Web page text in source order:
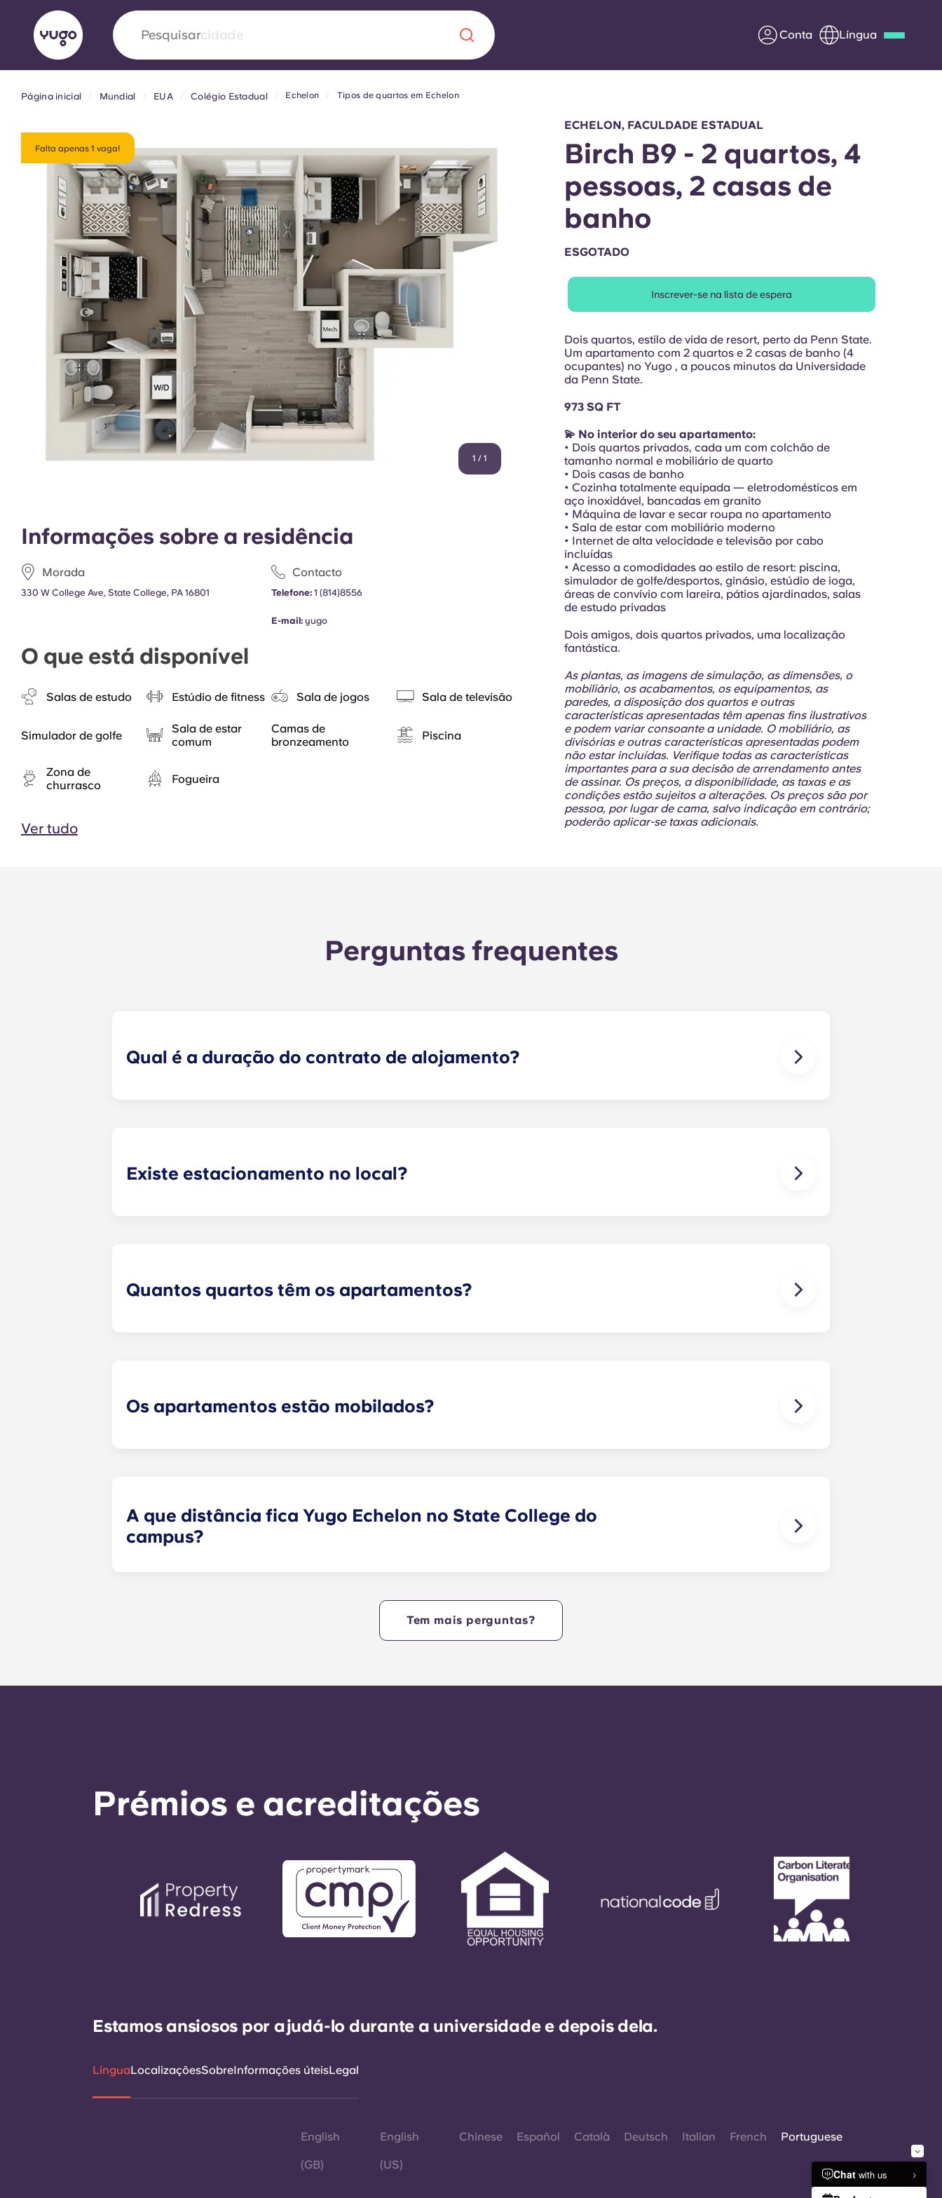
Pesquisarcidade Conta Língua
Yugo VCARB: Impulsionando uma nova
era no alojamento estudantil
A parceria pioneira Yugocom a VCARB estimula a inovação, a
ambição e momentos inesquecíveis para os alunos.
Sobre nós
connosco
English (GB) English (US) Chinese
Portuguese
Página inicial Mundial EUA Colégio Estadual Echelon Tipos de quartos em Echelon
Falta apenas 1 vaga!
1 / 1
Informações sobre a residência
Morada
330 W College Ave, State College, PA 16801
Contacto
Telefone: 1 (814)8556
E-mail: yugo
O que está disponível
Salas de estudo Estúdio de fitness Sala de jogos Sala de televisão
Simulador de golfe
Sala de estar
comum
Camas de
bronzeamento
Piscina
Zona de
churrasco
Fogueira
Ver tudo
ECHELON, FACULDADE ESTADUAL
Birch B9 - 2 quartos, 4
pessoas, 2 casas de
banho
ESGOTADO
Inscrever-se na lista de espera
Dois quartos, estilo de vida de resort, perto da Penn State.
Um apartamento com 2 quartos e 2 casas de banho (4
ocupantes) no Yugo , a poucos minutos da Universidade
da Penn State.
973 SQ FT
💫 No interior do seu apartamento:
• Dois quartos privados, cada um com colchão de
tamanho normal e mobiliário de quarto
• Dois casas de banho
• Cozinha totalmente equipada — eletrodomésticos em
aço inoxidável, bancadas em granito
• Máquina de lavar e secar roupa no apartamento
• Sala de estar com mobiliário moderno
• Internet de alta velocidade e televisão por cabo
incluídas
• Acesso a comodidades ao estilo de resort: piscina,
simulador de golfe/desportos, ginásio, estúdio de ioga,
áreas de convívio com lareira, pátios ajardinados, salas
de estudo privadas
Dois amigos, dois quartos privados, uma localização
fantástica.
As plantas, as imagens de simulação, as dimensões, o
mobiliário, os acabamentos, os equipamentos, as
paredes, a disposição dos quartos e outras
características apresentadas têm apenas fins ilustrativos
e podem variar consoante a unidade. O mobiliário, as
divisórias e outras características apresentadas podem
não estar incluídas. Verifique todas as características
importantes para a sua decisão de arrendamento antes
de assinar. Os preços, a disponibilidade, as taxas e as
condições estão sujeitos a alterações. Os preços são por
pessoa, por lugar de cama, salvo indicação em contrário;
poderão aplicar-se taxas adicionais.
Perguntas frequentes
Qual é a duração do contrato de alojamento?
Existe estacionamento no local?
Quantos quartos têm os apartamentos?
Os apartamentos estão mobilados?
A que distância fica Yugo Echelon no State College do
campus?
localização central que proporciona aos estudantes da Penn State o máximo em comodidade, para que possam viver nos nossos
apartamentos em State College, PA, e chegar rapidamente às aulas!
Tem mais perguntas?
Prémios e acreditações
Estamos ansiosos por ajudá-lo durante a universidade e depois dela.
LínguaLocalizaçõesSobreInformações úteisLegal
English
(GB)
English
(US)
Chinese Español Català Deutsch Italian French Portuguese